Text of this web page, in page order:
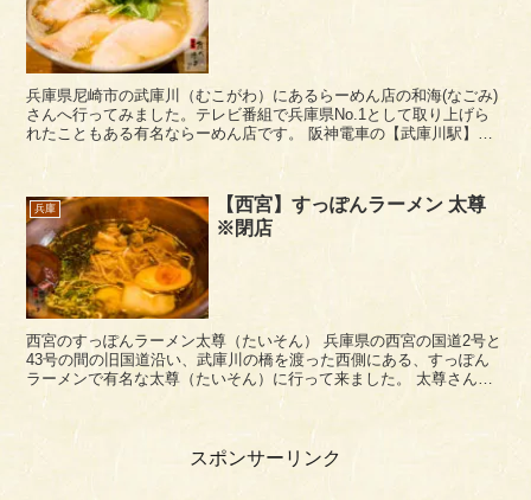
兵庫県尼崎市の武庫川（むこがわ）にあるらーめん店の和海(なごみ)
さんへ行ってみました。テレビ番組で兵庫県No.1として取り上げら
れたこともある有名ならーめん店です。 阪神電車の【武庫川駅】か
兵庫
【西宮】すっぽんラーメン 太尊
※閉店
西宮のすっぽんラーメン太尊（たいそん） 兵庫県の西宮の国道2号と
43号の間の旧国道沿い、武庫川の橋を渡った西側にある、すっぽん
ラーメンで有名な太尊（たいそん）に行って来ました。 太尊さんの
メニュー（2015年2月時点）。 普通のラー...
スポンサーリンク